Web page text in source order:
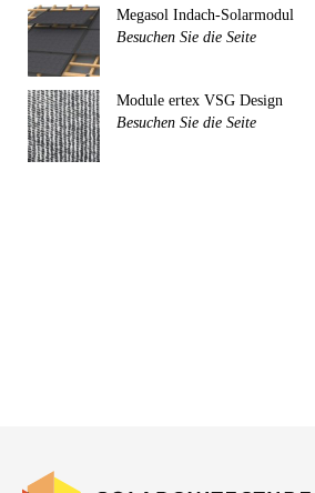
Megasol Indach-Solarmodul
Besuchen Sie die Seite
Module ertex VSG Design
Besuchen Sie die Seite